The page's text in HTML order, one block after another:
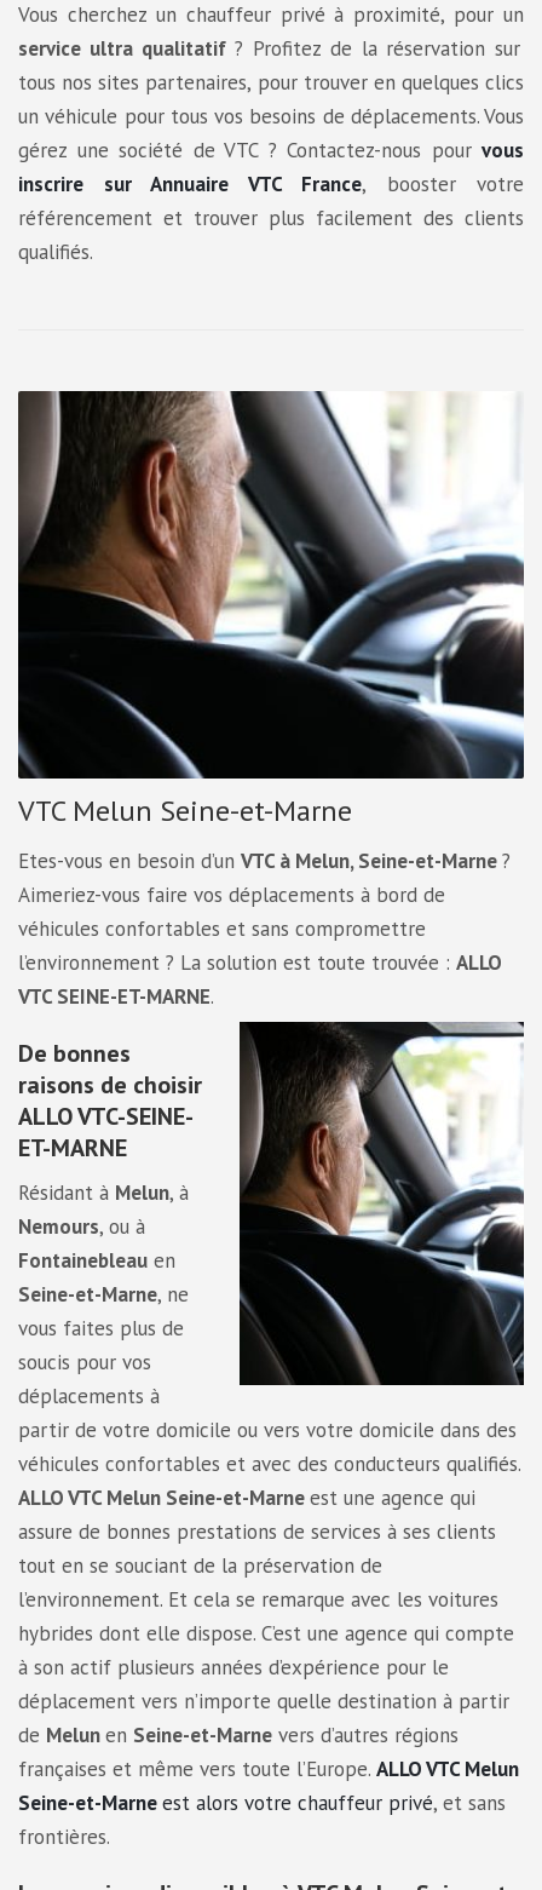
Vous cherchez un chauffeur privé à proximité, pour un
service ultra qualitatif? Profitez de la réservation sur
tous nos sites partenaires, pour trouver en quelques clics
un véhicule pour tous vos besoins de déplacements. Vous
gérez une société de VTC ? Contactez-nous pour vous
inscrire sur Annuaire VTC France, booster votre
référencement et trouver plus facilement des clients
qualifiés.
VTC Melun Seine-et-Marne
Etes-vous en besoin d’un VTC à Melun, Seine-et-Marne?
Aimeriez-vous faire vos déplacements à bord de
véhicules confortables et sans compromettre
l’environnement ? La solution est toute trouvée : ALLO
VTC SEINE-ET-MARNE.
De bonnes
raisons de choisir
ALLO VTC-SEINE-
ET-MARNE
Résidant à Melun, à
Nemours, ou à
Fontainebleau en
Seine-et-Marne, ne
vous faites plus de
soucis pour vos
déplacements à
partir de votre domicile ou vers votre domicile dans des
véhicules confortables et avec des conducteurs qualifiés.
ALLO VTC Melun Seine-et-Marneest une agence qui
assure de bonnes prestations de services à ses clients
tout en se souciant de la préservation de
l’environnement. Et cela se remarque avec les voitures
hybrides dont elle dispose. C’est une agence qui compte
à son actif plusieurs années d’expérience pour le
déplacement vers n’importe quelle destination à partir
de Melunen Seine-et-Marne vers d’autres régions
françaises et même vers toute l’Europe. ALLO VTC Melun
Seine-et-Marneest alors votre chauffeur privé, et sans
frontières.